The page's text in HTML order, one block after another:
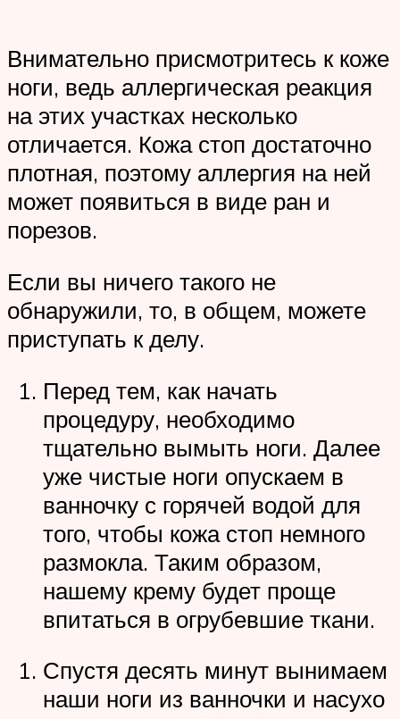
Внимательно присмотритесь к коже
ноги, ведь аллергическая реакция
на этих участках несколько
отличается. Кожа стоп достаточно
плотная, поэтому аллергия на ней
может появиться в виде ран и
порезов.
Если вы ничего такого не
обнаружили, то, в общем, можете
приступать к делу.
Перед тем, как начать
процедуру, необходимо
тщательно вымыть ноги. Далее
уже чистые ноги опускаем в
ванночку с горячей водой для
того, чтобы кожа стоп немного
размокла. Таким образом,
нашему крему будет проще
впитаться в огрубевшие ткани.
Спустя десять минут вынимаем
наши ноги из ванночки и насухо